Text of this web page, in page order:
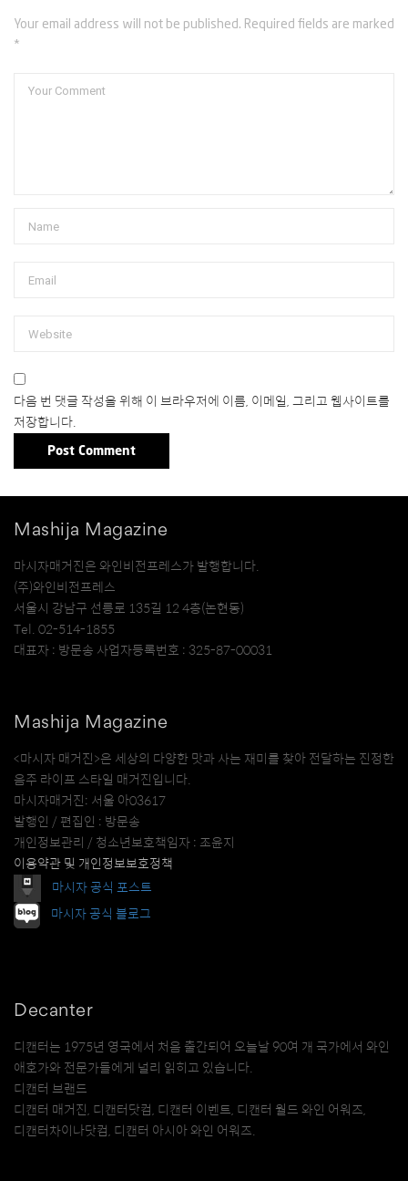
Your email address will not be published. Required fields are marked
*
다음 번 댓글 작성을 위해 이 브라우저에 이름, 이메일, 그리고 웹사이트를
저장합니다.
Mashija Magazine
마시자매거진은 와인비전프레스가 발행합니다.
(주)와인비전프레스
서울시 강남구 선릉로 135길 12 4층(논현동)
Tel. 02-514-1855
대표자 : 방문송 사업자등록번호 : 325-87-00031
Mashija Magazine
<마시자 매거진>은 세상의 다양한 맛과 사는 재미를 찾아 전달하는 진정한
음주 라이프 스타일 매거진입니다.
마시자매거진: 서울 아03617
발행인 / 편집인 : 방문송
개인정보관리 / 청소년보호책임자 : 조윤지
이용약관 및 개인정보보호정책
마시자 공식 포스트
마시자 공식 블로그
Decanter
디캔터는 1975년 영국에서 처음 출간되어 오늘날 90여 개 국가에서 와인
애호가와 전문가들에게 널리 읽히고 있습니다.
디캔터 브랜드
디캔터 매거진, 디캔터닷컴, 디캔터 이벤트, 디캔터 월드 와인 어워즈,
디캔터차이나닷컴, 디캔터 아시아 와인 어워즈.